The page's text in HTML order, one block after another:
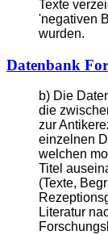
Texte
'negativen
wurden.
Datenbank
b) Die
die
zur
einzelnen
welchen
Titel
(Texte,
Literatur